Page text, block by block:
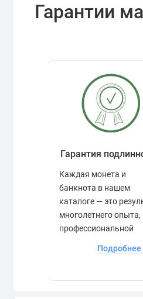
Гарантии
Гарантия
Каждая монета и
банкнота в нашем
каталоге — это
многолетнего опыта,
профессиональной
контроля.
Подробнее